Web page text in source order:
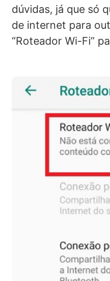
dúvidas, já que só
de internet para
“Roteador Wi-Fi”